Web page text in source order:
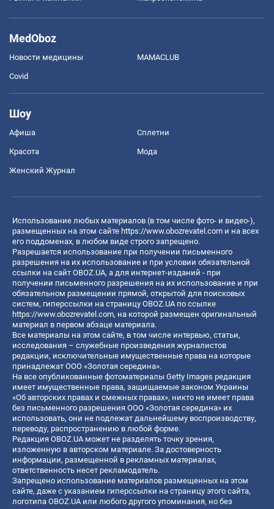
MedOboz
Новости медицины MAMACLUB
Covid
Шоу
Афиша Сплетни
Красота Мода
Женский Журнал
Использование любых материалов (в том числе фото- и видео-),
размещенных на этом сайте https://www.obozrevatel.com и на всех
его поддоменах, в любом виде строго запрещено.
Разрешается использование при получении письменного
разрешения на их использование и при условии обязательной
ссылки на сайт OBOZ.UA, а для интернет-изданий - при
получении письменного разрешения на их использование и при
обязательном размещении прямой, открытой для поисковых
систем, гиперссылки на страницу OBOZ.UA по ссылке
https://www.obozrevatel.com, на которой размещен оригинальный
материал в первом абзаце материала.
Все материалы на этом сайте, в том числе интервью, статьи,
исследования – служебные произведения журналистов
редакции, исключительные имущественные права на которые
принадлежат ООО «Золотая середина».
На все опубликованные фотоматериалы Getty Images редакция
имеет имущественные права, защищаемые законом Украины
«Об авторских правах и смежных правах», никто не имеет права
без письменного разрешения ООО «Золотая середина» их
использовать, они не подлежат дальнейшему воспроизводству,
переводу, распространению в любой форме.
Редакция OBOZ.UA может не разделять точку зрения,
изложенную в авторском материале. За достоверность
информации, размещенной в рекламных материалах,
ответственность несет рекламодатель.
Запрещено использование материалов размещенных на этом
сайте, даже с указанием гиперссылки на страницу этого сайта,
логотипа OBOZ.UA или любого другого упоминания, но без